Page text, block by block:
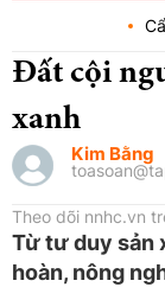
Đất cội
xanh
Kim Bằng
Theo dõi nnhc.vn
Từ tư duy sản
hoàn, nông